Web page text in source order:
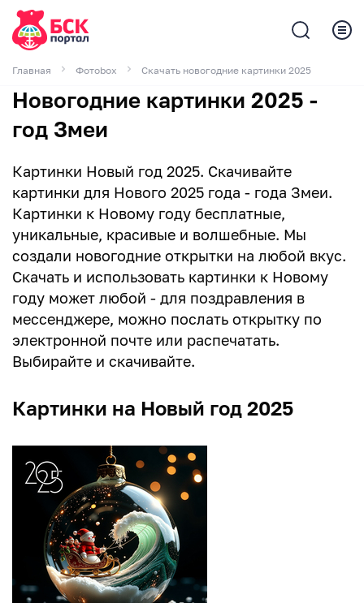
Главная Фотоbox Скачать новогодние картинки 2025
Новогодние картинки 2025 -
год Змеи
Картинки Новый год 2025. Скачивайте
картинки для Нового 2025 года - года Змеи.
Картинки к Новому году бесплатные,
уникальные, красивые и волшебные. Мы
создали новогодние открытки на любой вкус.
Скачать и использовать картинки к Новому
году может любой - для поздравления в
мессенджере, можно послать открытку по
электронной почте или распечатать.
Выбирайте и скачивайте.
Картинки на Новый год 2025